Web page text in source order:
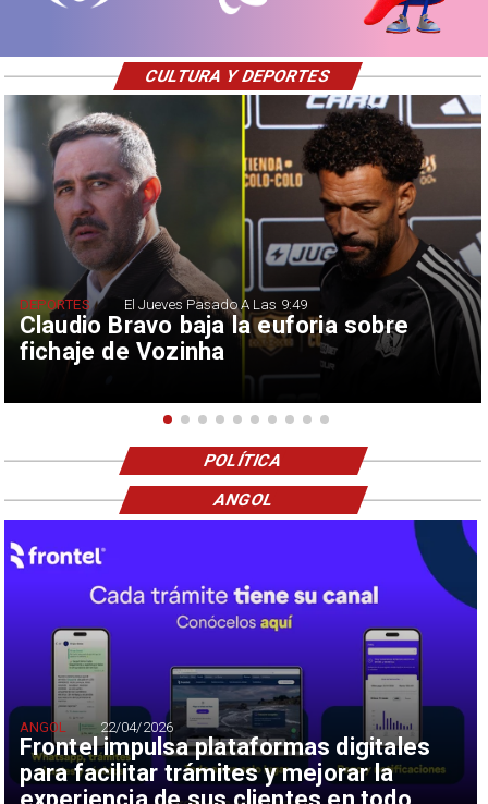
Claudio Bravo baja la euforia sobre
fichaje de Vozinha
DEPORTES El Jueves Pasado A Las 9:49
CULTURA Y DEPORTES
POLÍTICA
Frontel impulsa plataformas digitales
para facilitar trámites y mejorar la
ANGOL 22/04/2026
ANGOL